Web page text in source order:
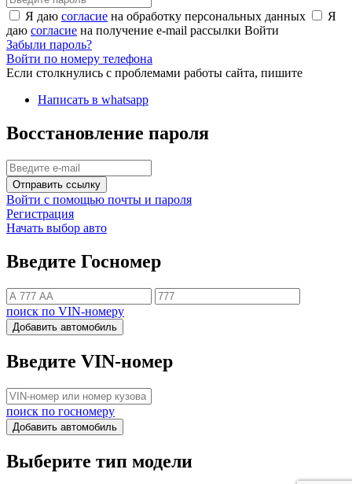
Я даю согласие на обработку персональных данных
Я
даю согласие на получение e-mail рассылки Войти
Забыли пароль?
Войти по номеру телефона
Если столкнулись с проблемами работы сайта, пишите
Написать в whatsapp
Восстановление пароля
Отправить ссылку
Войти с помощью почты и пароля
Регистрация
Начать выбор авто
Введите Госномер
поиск по VIN-номеру
Добавить автомобиль
Введите VIN-номер
поиск по госномеру
Добавить автомобиль
Выберите тип модели